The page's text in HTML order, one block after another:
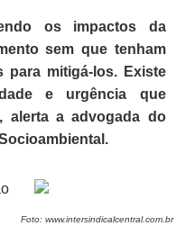
os impactos da
sem que tenham
para mitigá-los. Existe
e urgência que
alerta a advogada do
Foto: www.intersindicalcentral.com.br